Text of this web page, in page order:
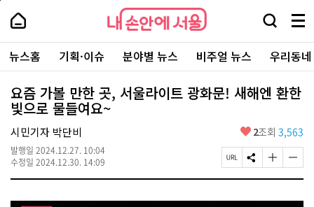
본
로
가
내
손
안
에
서
울
-
서
울
시
대
표
소
통
포
내
손
에
울
검
창
열
기
메
뉴
전
체
보
기
주
요
서
뉴스홈 기획·이슈 분야별 뉴스 비주얼 뉴스 우리동
요즘 가볼 만한 곳, 서울라이트 광화문! 새해엔 환한
빛으로 물들여요~
시민기자 박단비
발행일 2024.12.27. 10:04
수정일 2024.12.30. 14:09
좋
요
2조회 3,563
페
이
U
S
N
공
글
자
기
글
자
기
페
상
단
로